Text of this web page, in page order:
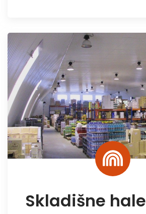
Skladišne hale